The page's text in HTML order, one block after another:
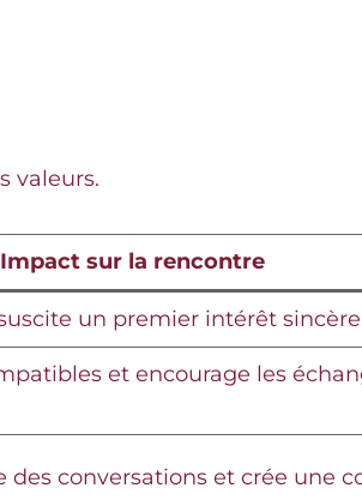
valeurs.
Impact sur la rencontre
un premier intérêt sincère
et encourage les
des conversations et crée une